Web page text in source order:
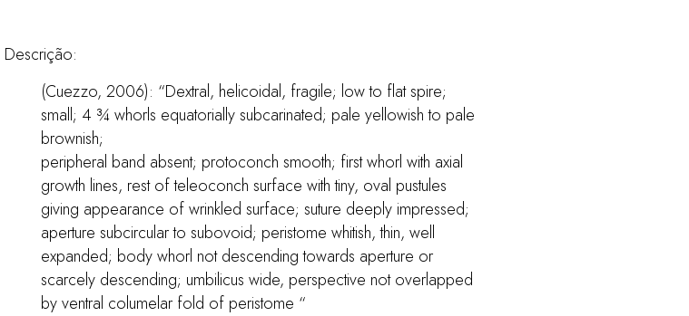
Descrição:
(Cuezzo, 2006): “Dextral, helicoidal, fragile; low to flat spire;
small; 4 ¾ whorls equatorially subcarinated; pale yellowish to pale
brownish;
peripheral band absent; protoconch smooth; first whorl with axial
growth lines, rest of teleoconch surface with tiny, oval pustules
giving appearance of wrinkled surface; suture deeply impressed;
aperture subcircular to subovoid; peristome whitish, thin, well
expanded; body whorl not descending towards aperture or
scarcely descending; umbilicus wide, perspective not overlapped
by ventral columelar fold of peristome “